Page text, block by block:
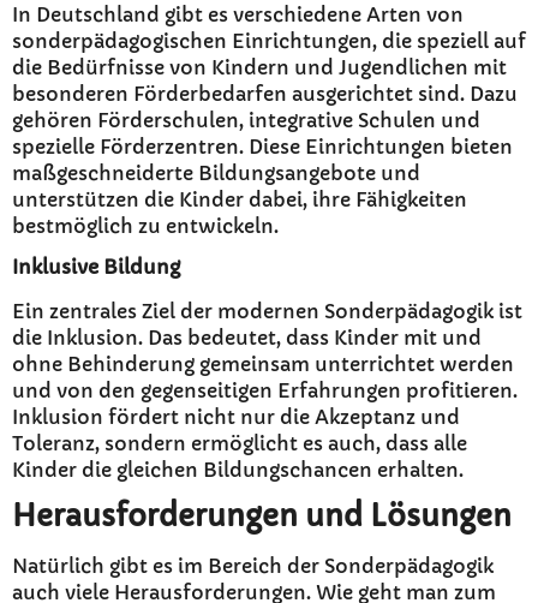
In Deutschland gibt es verschiedene Arten von
sonderpädagogischen Einrichtungen, die speziell auf
die Bedürfnisse von Kindern und Jugendlichen mit
besonderen Förderbedarfen ausgerichtet sind. Dazu
gehören Förderschulen, integrative Schulen und
spezielle Förderzentren. Diese Einrichtungen bieten
maßgeschneiderte Bildungsangebote und
unterstützen die Kinder dabei, ihre Fähigkeiten
bestmöglich zu entwickeln.
Inklusive Bildung
Ein zentrales Ziel der modernen Sonderpädagogik ist
die Inklusion. Das bedeutet, dass Kinder mit und
ohne Behinderung gemeinsam unterrichtet werden
und von den gegenseitigen Erfahrungen profitieren.
Inklusion fördert nicht nur die Akzeptanz und
Toleranz, sondern ermöglicht es auch, dass alle
Kinder die gleichen Bildungschancen erhalten.
Herausforderungen und Lösungen
Natürlich gibt es im Bereich der Sonderpädagogik
auch viele Herausforderungen. Wie geht man zum